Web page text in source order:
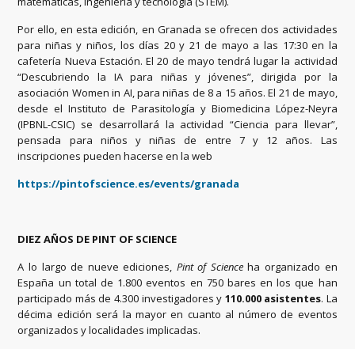
Por ello, en esta edición, en Granada se ofrecen dos actividades
para niñas y niños, los días 20 y 21 de mayo a las 17:30 en la
cafetería Nueva Estación. El 20 de mayo tendrá lugar la actividad
“Descubriendo la IA para niñas y jóvenes”, dirigida por la
asociación Women in AI, para niñas de 8 a 15 años. El 21 de mayo,
desde el Instituto de Parasitología y Biomedicina López-Neyra
(IPBNL-CSIC) se desarrollará la actividad “Ciencia para llevar”,
pensada para niños y niñas de entre 7 y 12 años. Las
inscripciones pueden hacerse en la web
https://pintofscience.es/events/granada
DIEZ AÑOS DE PINT OF SCIENCE
A lo largo de nueve ediciones, Pint of Scienceha organizado en
España un total de 1.800 eventos en 750 bares en los que han
participado más de 4.300 investigadores y 110.000 asistentes. La
décima edición será la mayor en cuanto al número de eventos
organizados y localidades implicadas.